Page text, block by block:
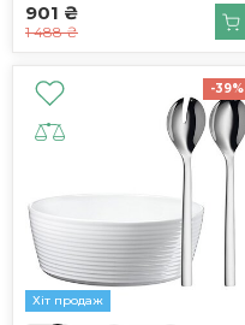
901 ₴
1 488 ₴
Хіт продаж
-39%